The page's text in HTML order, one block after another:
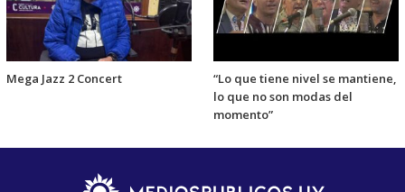
Mega Jazz 2 Concert
“Lo que tiene nivel se mantiene,
lo que no son modas del
momento”